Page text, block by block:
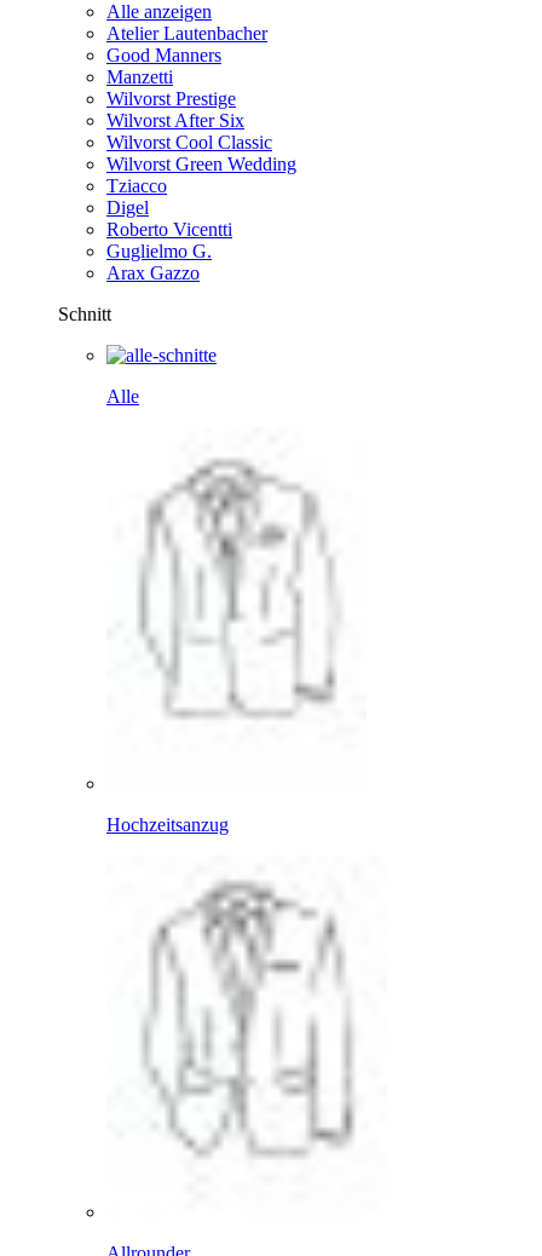
Alle anzeigen
Atelier Lautenbacher
Good Manners
Manzetti
Wilvorst Prestige
Wilvorst After Six
Wilvorst Cool Classic
Wilvorst Green Wedding
Tziacco
Digel
Roberto Vicentti
Guglielmo G.
Arax Gazzo
Schnitt
Alle
Hochzeitsanzug